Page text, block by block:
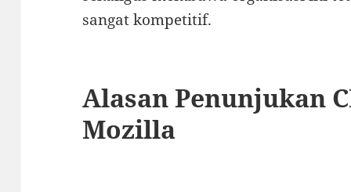
sangat kompetitif.
Alasan Penunjukan
Mozilla